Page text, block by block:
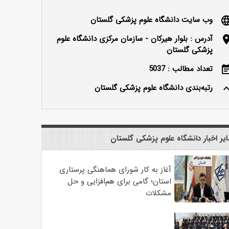
وب سایت دانشگاه علوم پزشکی گلستان
آدرس : بلوار هیرکان - سازمان مرکزی دانشگاه علوم
پزشکی گلستان
تعداد مطالب : 5037
keyboard_arrow_up
رتبه‌بندی دانشگاه علوم پزشکی گلستان
اخبار دانشگاه علوم پزشکی گلستان
آغاز به کار شورای هماهنگی پرستاری
استان؛ گامی برای هم‌افزایی و حل
مشکلات